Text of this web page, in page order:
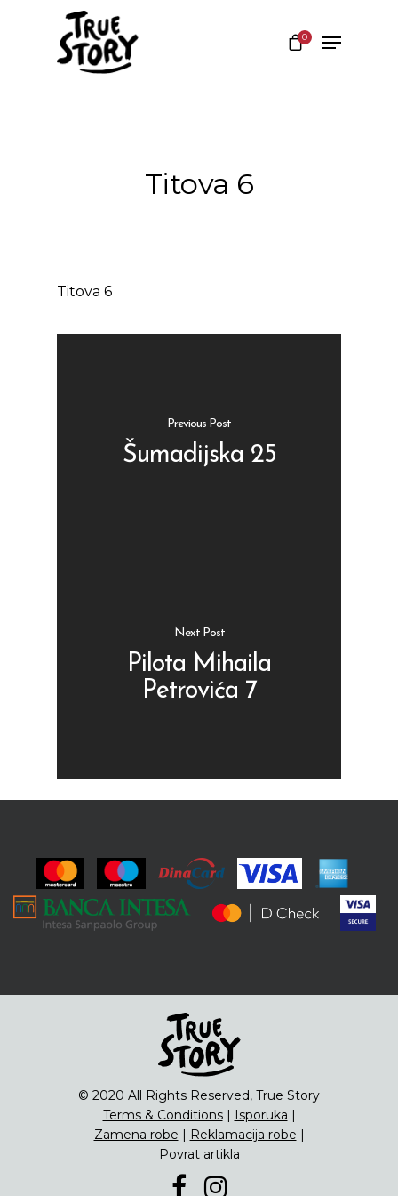
0
Titova 6
Titova 6
Previous Post
Šumadijska 25
Next Post
Pilota Mihaila
Petrovića 7
© 2020 All Rights Reserved, True Story
Terms & Conditions| Isporuka |
Zamena robe | Reklamacija robe |
Povrat artikla
Sušeno Voće
Paketi proizvoda